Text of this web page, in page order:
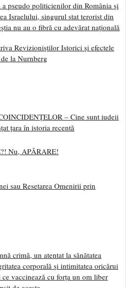
a pseudo politicienilor din România și
Israelului, singurul stat terorist din
nu au o fibră cu adevărat națională
Revizioniștilor Istorici și efectele
la Nurnberg
– Cine sunt iudeii
țara în istoria recentă
Nu, APĂRARE!
sau Resetarea Omenirii prin
crimă, un atentat la sănătatea
corporală și intimitatea oricărui
vaccinează cu forța un om liber